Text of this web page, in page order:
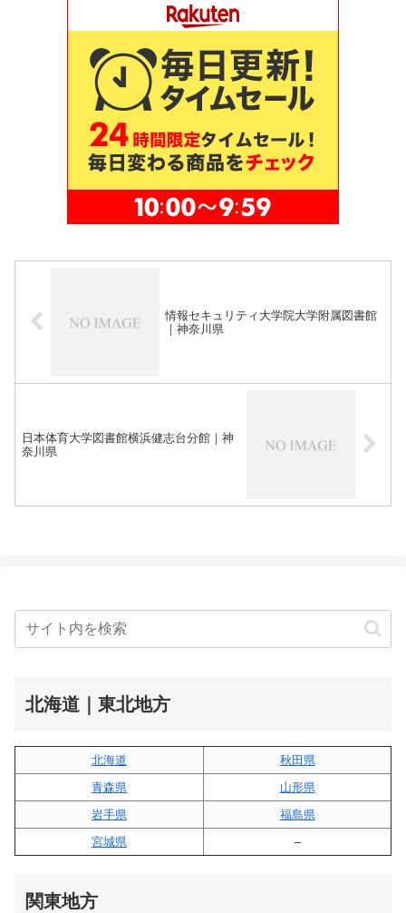
情報セキュリティ大学院大学附属図書館
｜神奈川県
日本体育大学図書館横浜健志台分館｜神
奈川県
北海道｜東北地方
北海道
秋田県
青森県
山形県
岩手県
福島県
宮城県
–
関東地方